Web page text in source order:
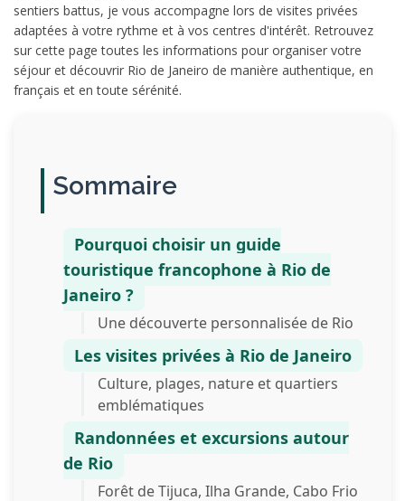
sentiers battus, je vous accompagne lors de visites privées
adaptées à votre rythme et à vos centres d'intérêt. Retrouvez
sur cette page toutes les informations pour organiser votre
séjour et découvrir Rio de Janeiro de manière authentique, en
français et en toute sérénité.
Sommaire
Pourquoi choisir un guide
touristique francophone à Rio de
Janeiro ?
Une découverte personnalisée de Rio
Les visites privées à Rio de Janeiro
Culture, plages, nature et quartiers
emblématiques
Randonnées et excursions autour
de Rio
Forêt de Tijuca, Ilha Grande, Cabo Frio